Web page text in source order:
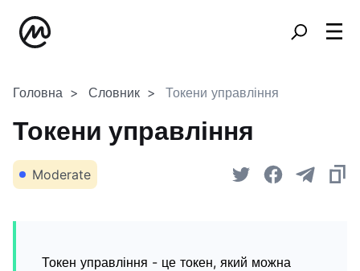
Головна Словник Токени управління
Токени управління
Moderate
Токен управління - це токен, який можна